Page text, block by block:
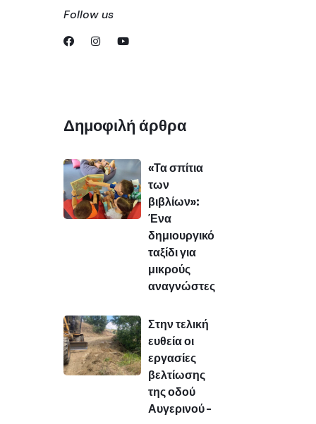
Follow us
Δημοφιλή άρθρα
«Τα σπίτια
των
βιβλίων»:
Ένα
δημιουργικό
ταξίδι για
μικρούς
αναγνώστες
Στην τελική
ευθεία οι
εργασίες
βελτίωσης
της οδού
Αυγερινού –